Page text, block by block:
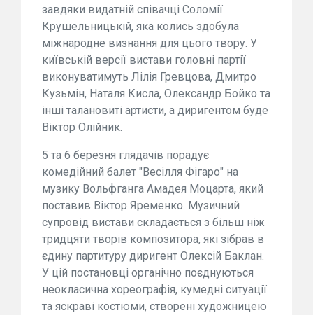
завдяки видатній співачці Соломії
Крушельницькій, яка колись здобула
міжнародне визнання для цього твору. У
київській версії вистави головні партії
виконуватимуть Лілія Гревцова, Дмитро
Кузьмін, Наталя Кисла, Олександр Бойко та
інші талановиті артисти, а диригентом буде
Віктор Олійник.
5 та 6 березня глядачів порадує
комедійний балет "Весілля Фігаро" на
музику Вольфганга Амадея Моцарта, який
поставив Віктор Яременко. Музичний
супровід вистави складається з більш ніж
тридцяти творів композитора, які зібрав в
єдину партитуру диригент Олексій Баклан.
У цій постановці органічно поєднуються
неокласична хореографія, кумедні ситуації
та яскраві костюми, створені художницею